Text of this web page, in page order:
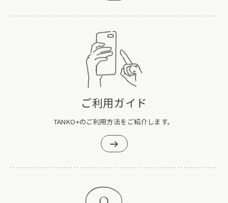
ご利用ガイド
TANKO+のご利用方法をご紹介します。